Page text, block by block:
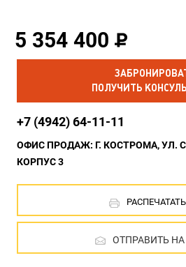
5 354 400
ПОЛУЧИТЬ
+7 (4942) 64-11-11
ОФИС ПРОДАЖ: Г. КОСТРОМА, УЛ.
КОРПУС 3
РАСПЕЧАТАТЬ
ОТПРАВИТЬ НА